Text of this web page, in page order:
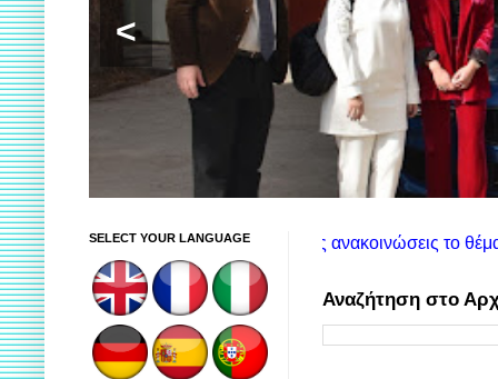
<
εύκολα στις ανακοινώσεις το θέμα που σας
Αναζήτηση στο
SELECT YOUR LANGUAGE